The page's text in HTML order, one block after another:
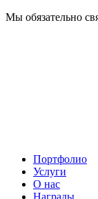
Мы обязательно
Портфолио
Услуги
О нас
Награды